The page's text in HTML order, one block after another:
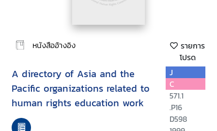
หนังสืออ้างอิง
รายการ
โปรด
A directory of Asia and the
Pacific organizations related to
human rights education work
J
C
571.1
.P16
D598